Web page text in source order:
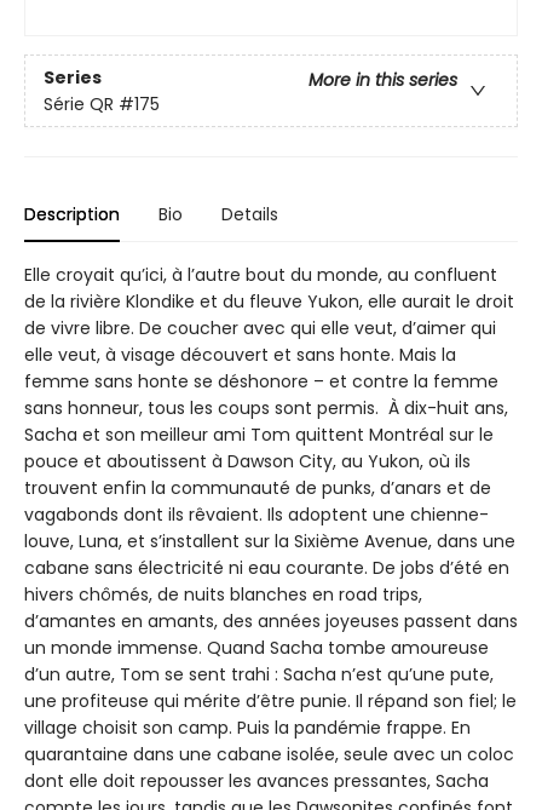
Series
More in this series
Série QR #175
Description Bio Details
Elle croyait qu’ici, à l’autre bout du monde, au confluent
de la rivière Klondike et du fleuve Yukon, elle aurait le droit
de vivre libre. De coucher avec qui elle veut, d’aimer qui
elle veut, à visage découvert et sans honte. Mais la
femme sans honte se déshonore – et contre la femme
sans honneur, tous les coups sont permis. À dix-huit ans,
Sacha et son meilleur ami Tom quittent Montréal sur le
pouce et aboutissent à Dawson City, au Yukon, où ils
trouvent enfin la communauté de punks, d’anars et de
vagabonds dont ils rêvaient. Ils adoptent une chienne-
louve, Luna, et s’installent sur la Sixième Avenue, dans une
cabane sans électricité ni eau courante. De jobs d’été en
hivers chômés, de nuits blanches en road trips,
d’amantes en amants, des années joyeuses passent dans
un monde immense. Quand Sacha tombe amoureuse
d’un autre, Tom se sent trahi : Sacha n’est qu’une pute,
une profiteuse qui mérite d’être punie. Il répand son fiel; le
village choisit son camp. Puis la pandémie frappe. En
quarantaine dans une cabane isolée, seule avec un coloc
dont elle doit repousser les avances pressantes, Sacha